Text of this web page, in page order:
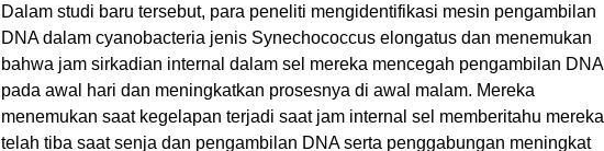
Dalam studi baru tersebut, para peneliti mengidentifikasi mesin pengambilan
DNA dalam cyanobacteria jenis Synechococcus elongatus dan menemukan
bahwa jam sirkadian internal dalam sel mereka mencegah pengambilan DNA
pada awal hari dan meningkatkan prosesnya di awal malam. Mereka
menemukan saat kegelapan terjadi saat jam internal sel memberitahu mereka
telah tiba saat senja dan pengambilan DNA serta penggabungan meningkat